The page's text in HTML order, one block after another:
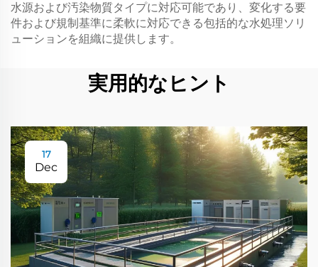
水源および汚染物質タイプに対応可能であり、変化する要
件および規制基準に柔軟に対応できる包括的な水処理ソリ
ューションを組織に提供します。
実用的なヒント
17
Dec